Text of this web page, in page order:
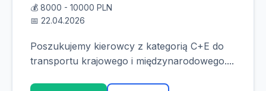
💰 8000 - 10000 PLN
📅 22.04.2026
Poszukujemy kierowcy z kategorią C+E do
transportu krajowego i międzynarodowego....